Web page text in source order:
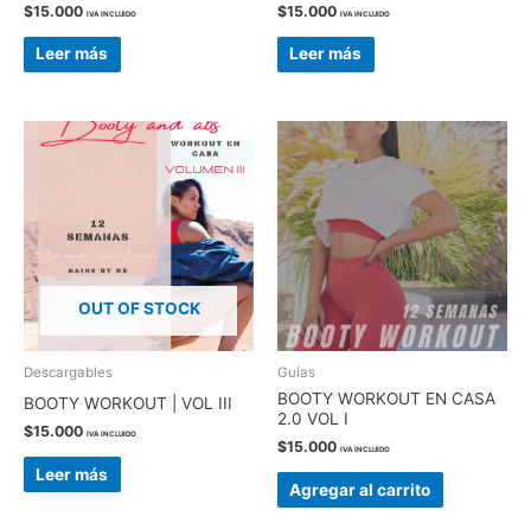
$15.000 IVA INCLUIDO
Leer más
$15.000 IVA INCLUIDO
Leer más
OUT OF STOCK
Descargables
BOOTY WORKOUT | VOL III
$15.000 IVA INCLUIDO
Leer más
Guías
BOOTY WORKOUT EN CASA
2.0 VOL I
$15.000 IVA INCLUIDO
Agregar al carrito